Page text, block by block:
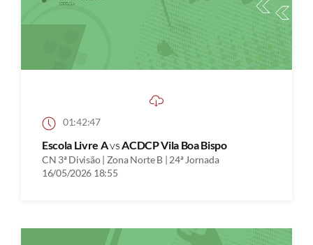
01:42:47
Escola Livre AvsACDCP Vila Boa Bispo
CN 3ª Divisão | Zona Norte B | 24ª Jornada
16/05/2026 18:55